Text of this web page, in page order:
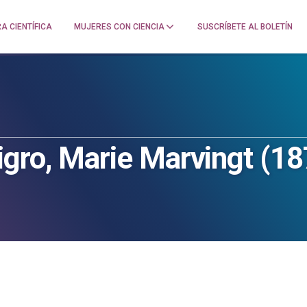
CIENTÍFICA MUJERES CON CIENCIA SUSCRÍBETE AL BOLETÍN
Marie Marvingt